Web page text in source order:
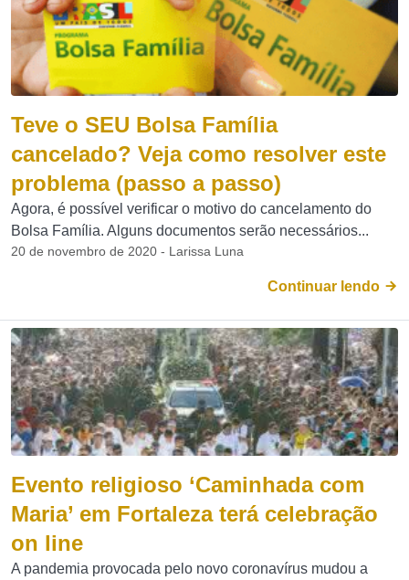
Teve o SEU Bolsa Família
cancelado? Veja como resolver este
problema (passo a passo)
Agora, é possível verificar o motivo do cancelamento do
Bolsa Família. Alguns documentos serão necessários...
20 de novembro de 2020 - Larissa Luna
Continuar lendo
Evento religioso ‘Caminhada com
Maria’ em Fortaleza terá celebração
on line
A pandemia provocada pelo novo coronavírus mudou a